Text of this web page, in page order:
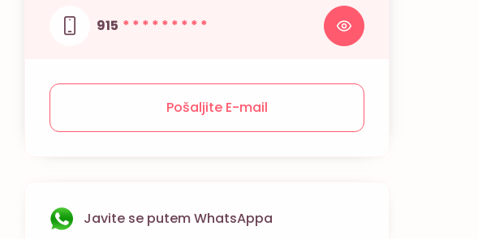
915 * * * * * * * * *
Pošaljite E-mail
Javite se putem WhatsAppa